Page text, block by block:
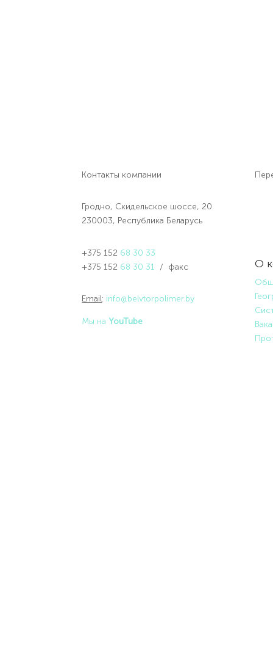
Контакты компании
Гродно, Скидельское шоссе, 20
230003, Республика Беларусь
+375 152 68 30 33
+375 152 68 30 31 / факс
Email: info@belvtorpolimer.by
Мы наYouTube
О